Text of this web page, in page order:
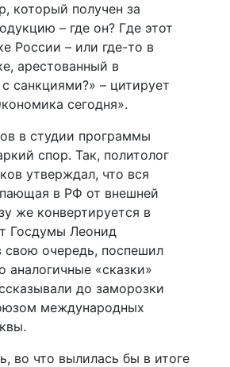
который получен за
– где он? Где этот
России – или где-то в
арестованный в
санкциями?» – цитирует
сегодня».
в студии программы
спор. Так, политолог
утверждал, что вся
в РФ от внешней
же конвертируется в
Госдумы Леонид
свою очередь, поспешил
аналогичные «сказки»
до заморозки
международных
во что вылилась бы в итоге